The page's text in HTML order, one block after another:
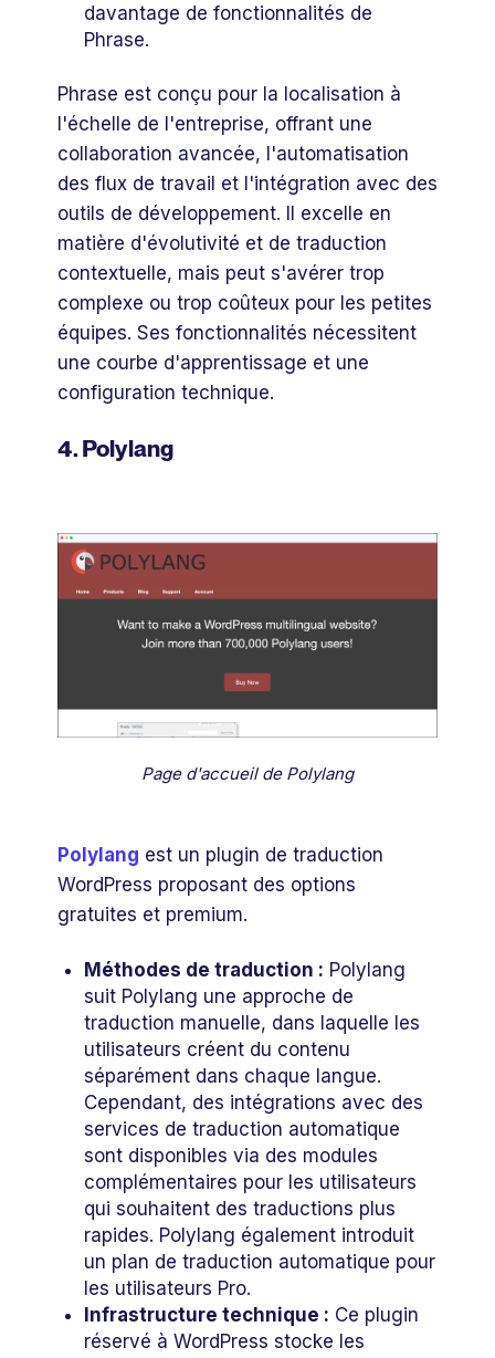
davantage de fonctionnalités de
Phrase.
Phrase est conçu pour la localisation à
l'échelle de l'entreprise, offrant une
collaboration avancée, l'automatisation
des flux de travail et l'intégration avec des
outils de développement. Il excelle en
matière d'évolutivité et de traduction
contextuelle, mais peut s'avérer trop
complexe ou trop coûteux pour les petites
équipes. Ses fonctionnalités nécessitent
une courbe d'apprentissage et une
configuration technique.
4. Polylang
Page d'accueil de Polylang
Polylang est un plugin de traduction
WordPress proposant des options
gratuites et premium.
Méthodes de traduction : Polylang
suit Polylang une approche de
traduction manuelle, dans laquelle les
utilisateurs créent du contenu
séparément dans chaque langue.
Cependant, des intégrations avec des
services de traduction automatique
sont disponibles via des modules
complémentaires pour les utilisateurs
qui souhaitent des traductions plus
rapides. Polylang également introduit
un plan de traduction automatique pour
les utilisateurs Pro.
Infrastructure technique : Ce plugin
réservé à WordPress stocke les